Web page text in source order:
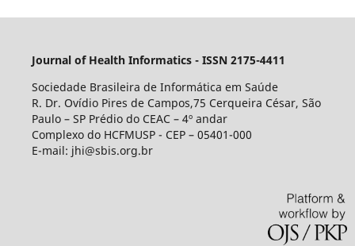
Journal of Health Informatics - ISSN 2175-4411
Sociedade Brasileira de Informática em Saúde
R. Dr. Ovídio Pires de Campos,75 Cerqueira César, São
Paulo – SP Prédio do CEAC – 4º andar
Complexo do HCFMUSP - CEP – 05401-000
E-mail: jhi@sbis.org.br